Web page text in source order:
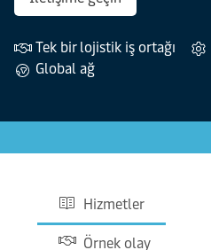
Tek bir lojistik iş ortağı
Global ağ
Hizmetler
Örnek olay